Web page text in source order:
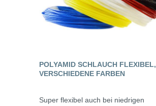
POLYAMID SCHLAUCH FLEXIBEL,
VERSCHIEDENE FARBEN
Super flexibel auch bei niedrigen